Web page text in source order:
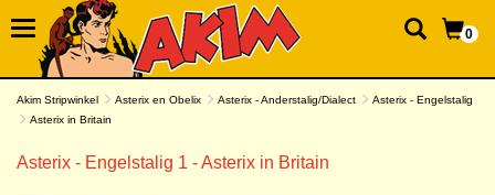
0
Akim Stripwinkel Asterix en Obelix Asterix - Anderstalig/Dialect
Asterix - Engelstalig
Asterix in Britain
Asterix - Engelstalig 1 - Asterix in Britain